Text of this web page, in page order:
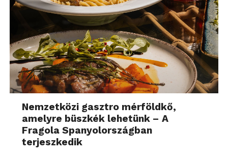
Nemzetközi gasztro mérföldkő,
amelyre büszkék lehetünk – A
Fragola Spanyolországban
terjeszkedik